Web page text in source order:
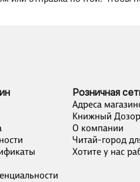
Розничная
Адреса
Книжный Дозор
О компании
Читай-город
Хотите у нас